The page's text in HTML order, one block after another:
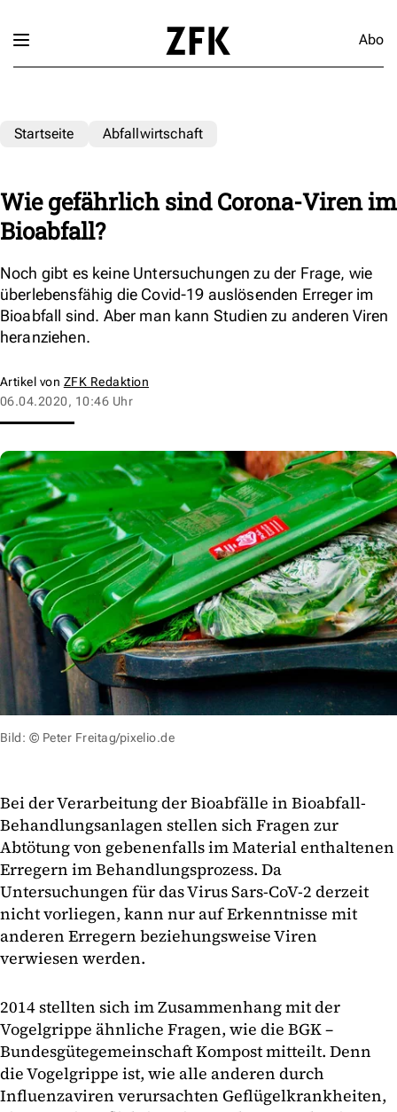
Abo
Startseite Abfallwirtschaft
Wie gefährlich sind Corona-Viren im
Bioabfall?
Noch gibt es keine Untersuchungen zu der Frage, wie
überlebensfähig die Covid-19 auslösenden Erreger im
Bioabfall sind. Aber man kann Studien zu anderen Viren
heranziehen.
Artikel von ZFK Redaktion
06.04.2020, 10:46 Uhr
Bild: © Peter Freitag/pixelio.de
Bei der Verarbeitung der Bioabfälle in Bioabfall-
Behandlungsanlagen stellen sich Fragen zur
Abtötung von gebenenfalls im Material enthaltenen
Erregern im Behandlungsprozess. Da
Untersuchungen für das Virus Sars-CoV-2 derzeit
nicht vorliegen, kann nur auf Erkenntnisse mit
anderen Erregern beziehungsweise Viren
verwiesen werden.
2014 stellten sich im Zusammenhang mit der
Vogelgrippe ähnliche Fragen, wie die BGK –
Bundesgütegemeinschaft Kompost mitteilt. Denn
die Vogelgrippe ist, wie alle anderen durch
Influenzaviren verursachten Geflügelkrankheiten,